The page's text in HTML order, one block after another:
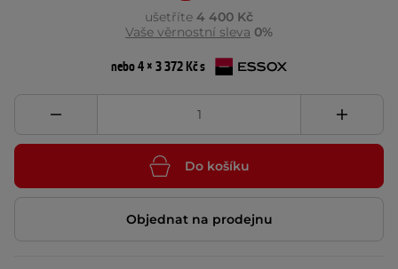
ušetříte 4 400 Kč
Vaše věrnostní sleva 0%
nebo 4 × 3 372 Kč s
Do košíku
Objednat na prodejnu